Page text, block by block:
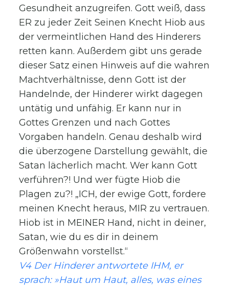
Gesundheit anzugreifen. Gott weiß, dass
ER zu jeder Zeit Seinen Knecht Hiob aus
der vermeintlichen Hand des Hinderers
retten kann. Außerdem gibt uns gerade
dieser Satz einen Hinweis auf die wahren
Machtverhältnisse, denn Gott ist der
Handelnde, der Hinderer wirkt dagegen
untätig und unfähig. Er kann nur in
Gottes Grenzen und nach Gottes
Vorgaben handeln. Genau deshalb wird
die überzogene Darstellung gewählt, die
Satan lächerlich macht. Wer kann Gott
verführen?! Und wer fügte Hiob die
Plagen zu?! „ICH, der ewige Gott, fordere
meinen Knecht heraus, MIR zu vertrauen.
Hiob ist in MEINER Hand, nicht in deiner,
Satan, wie du es dir in deinem
Größenwahn vorstellst.“
V4 Der Hinderer antwortete IHM, er
sprach: »Haut um Haut, alles, was eines